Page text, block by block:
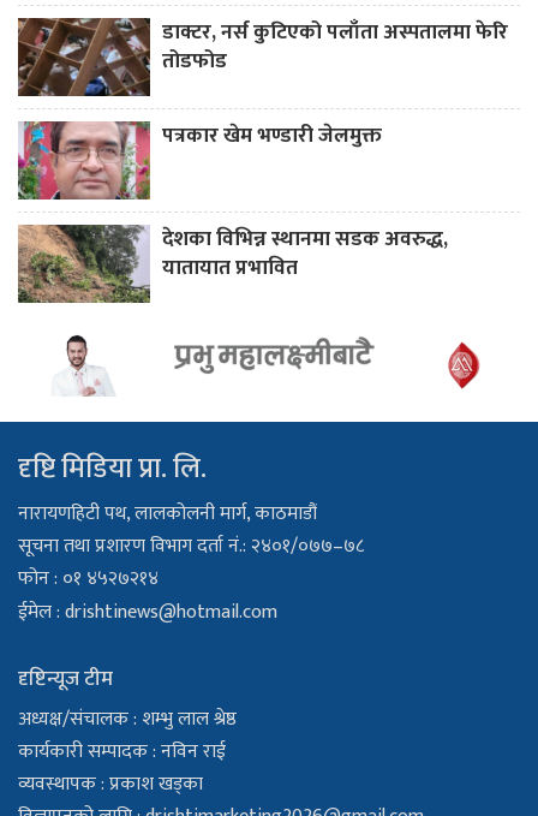
डाक्टर, नर्स कुटिएको पलाँता अस्पतालमा फेरि
तोडफोड
पत्रकार खेम भण्डारी जेलमुक्त
देशका विभिन्न स्थानमा सडक अवरुद्ध,
यातायात प्रभावित
दृष्टि मिडिया प्रा. लि.
नारायणहिटी पथ, लालकोलनी मार्ग, काठमाडौं
सूचना तथा प्रशारण विभाग दर्ता नं.: २४०१/०७७–७८
फोन : ०१ ४५२७२१४
ईमेल :drishtinews@hotmail.com
दृष्टिन्यूज टीम
अध्यक्ष/संचालक : शम्भु लाल श्रेष्ठ
कार्यकारी सम्पादक : नविन राई
व्यवस्थापक : प्रकाश खड्का